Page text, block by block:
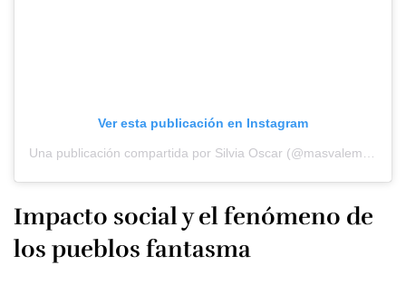
Ver esta publicación en Instagram
Impacto social y el fenómeno de
los pueblos fantasma